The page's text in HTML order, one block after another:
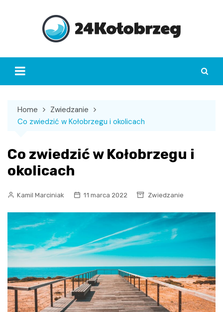
Home
Zwiedzanie
Co zwiedzić w Kołobrzegu i okolicach
Co zwiedzić w Kołobrzegu i
okolicach
Kamil Marciniak 11 marca 2022 Zwiedzanie